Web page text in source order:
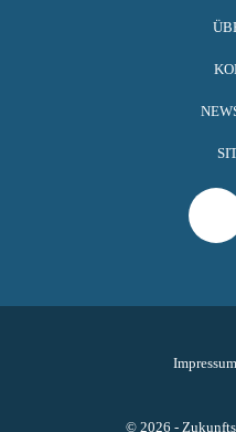
Impressum
© 2026 -